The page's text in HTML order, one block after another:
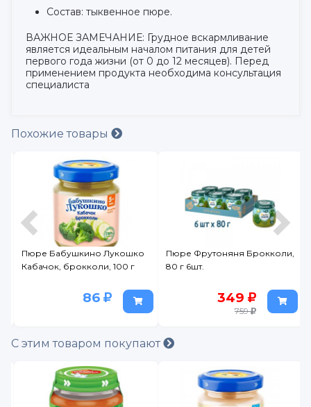
Состав: тыквенное пюре.
ВАЖНОЕ ЗАМЕЧАНИЕ: Грудное вскармливание
является идеальным началом питания для детей
первого года жизни (от 0 до 12 месяцев). Перед
применением продукта необходима консультация
специалиста
Похожие товары
Пюре Бабушкино Лукошко
Кабачок, брокколи, 100 г
86
Пюре Фрутоняня Брокколи,
80 г 6шт.
349
759
С этим товаром покупают